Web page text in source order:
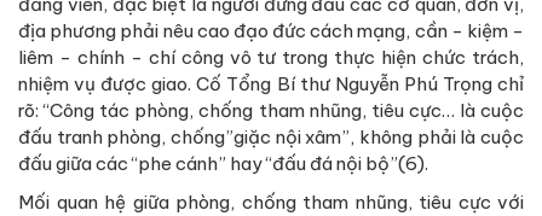
đảng viên, đặc biệt là người đứng đầu các cơ quan, đơn vị,
địa phương phải nêu cao đạo đức cách mạng, cần - kiệm -
liêm - chính - chí công vô tư trong thực hiện chức trách,
nhiệm vụ được giao. Cố Tổng Bí thư Nguyễn Phú Trọng chỉ
rõ: “Công tác phòng, chống tham nhũng, tiêu cực… là cuộc
đấu tranh phòng, chống”giặc nội xâm”, không phải là cuộc
đấu giữa các “phe cánh” hay “đấu đá nội bộ”(6).
Mối quan hệ giữa phòng, chống tham nhũng, tiêu cực với